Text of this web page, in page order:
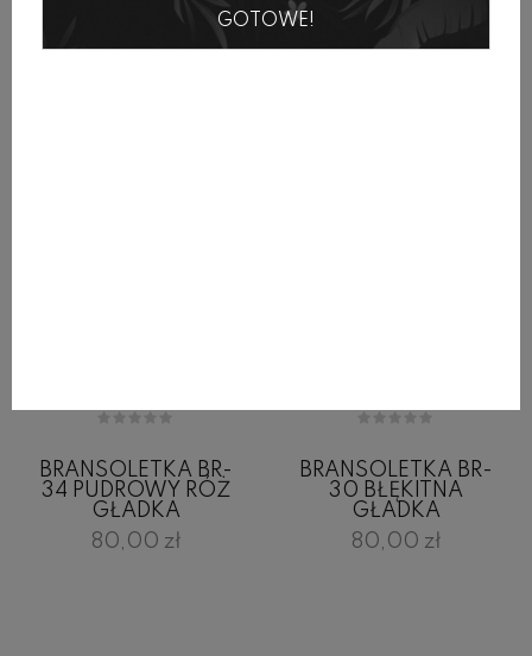
GOTOWE!
Produkty w tej samej kategorii
BRANSOLETKA BR-
34 PUDROWY RÓŻ
GŁADKA
80,00 zł
BRANSOLETKA BR-
30 BŁĘKITNA
GŁADKA
80,00 zł